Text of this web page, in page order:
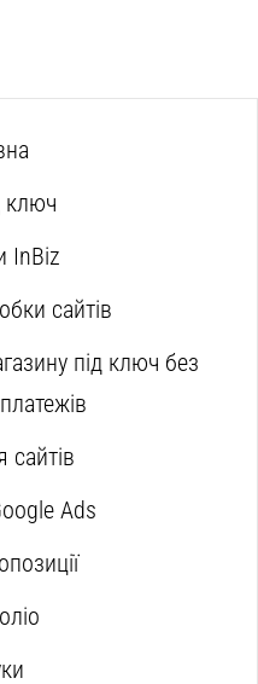
ключ
InBiz
сайтів
під ключ без
сайтів
Ads